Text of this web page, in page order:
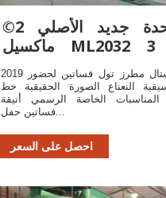
©2 قطعة/الوحدة جديد الأصلي
ماكسيل ML2032 3 V قابلة
للشحن
2019 حار بيع الكريستال مطرز تول فساتين لحضور
النعناع الصورة الحقيقية خط
الخاصة الرسمي أنيقة
فساتين حفل...
احصل على السعر